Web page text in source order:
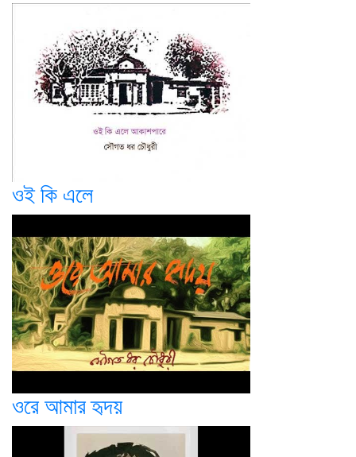
ওই কি এলে
ওরে আমার হৃদয়